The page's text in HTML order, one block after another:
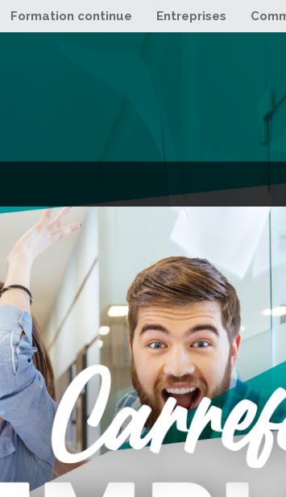
Formation continue Entreprises